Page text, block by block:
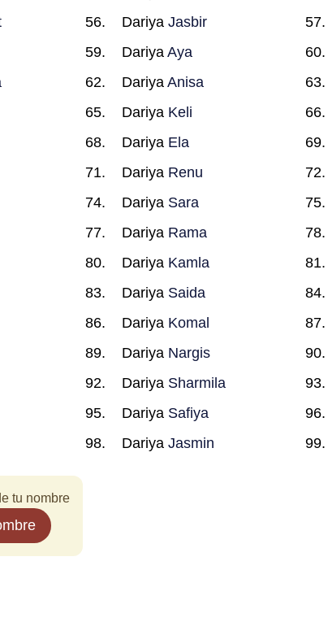
Dariya Jasbir
Dariya Aya
Dariya Anisa
Dariya Keli
Dariya Ela
Dariya Renu
Dariya Sara
Dariya Rama
Dariya Kamla
Dariya Saida
Dariya Komal
Dariya Nargis
Dariya Sharmila
Dariya Safiya
Dariya Jasmin
tu nombre